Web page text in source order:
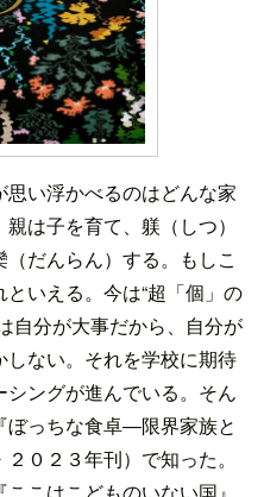
思い浮かべるのはどんな家
は子を育て、躾（しつ）
だんらん）する。もしこ
いえる。今は“超「個」の
自分が大事だから、自分が
ない。それを学校に期待
ングが進んでいる。そん
ぼっちな食卓―限界家族と
０２３年刊）で知った。